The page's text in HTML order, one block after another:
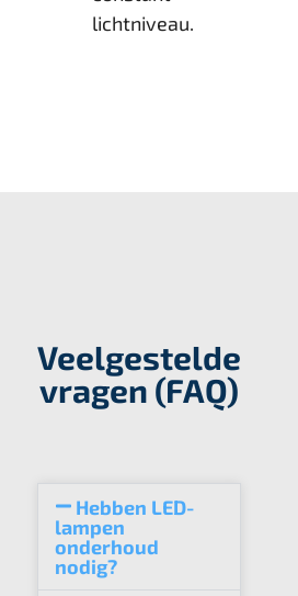
lichtniveau.
Veelgestelde
vragen (FAQ)
Hebben LED-
lampen
onderhoud
nodig?